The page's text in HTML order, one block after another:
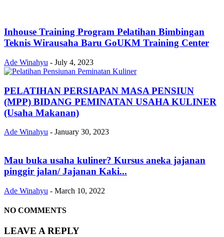
Inhouse Training Program Pelatihan Bimbingan
Teknis Wirausaha Baru GoUKM Training Center
Ade Winahyu - July 4, 2023
PELATIHAN PERSIAPAN MASA PENSIUN
(MPP) BIDANG PEMINATAN USAHA KULINER
(Usaha Makanan)
Ade Winahyu - January 30, 2023
Mau buka usaha kuliner? Kursus aneka jajanan
pinggir jalan/ Jajanan Kaki...
Ade Winahyu - March 10, 2022
NO COMMENTS
LEAVE A REPLY